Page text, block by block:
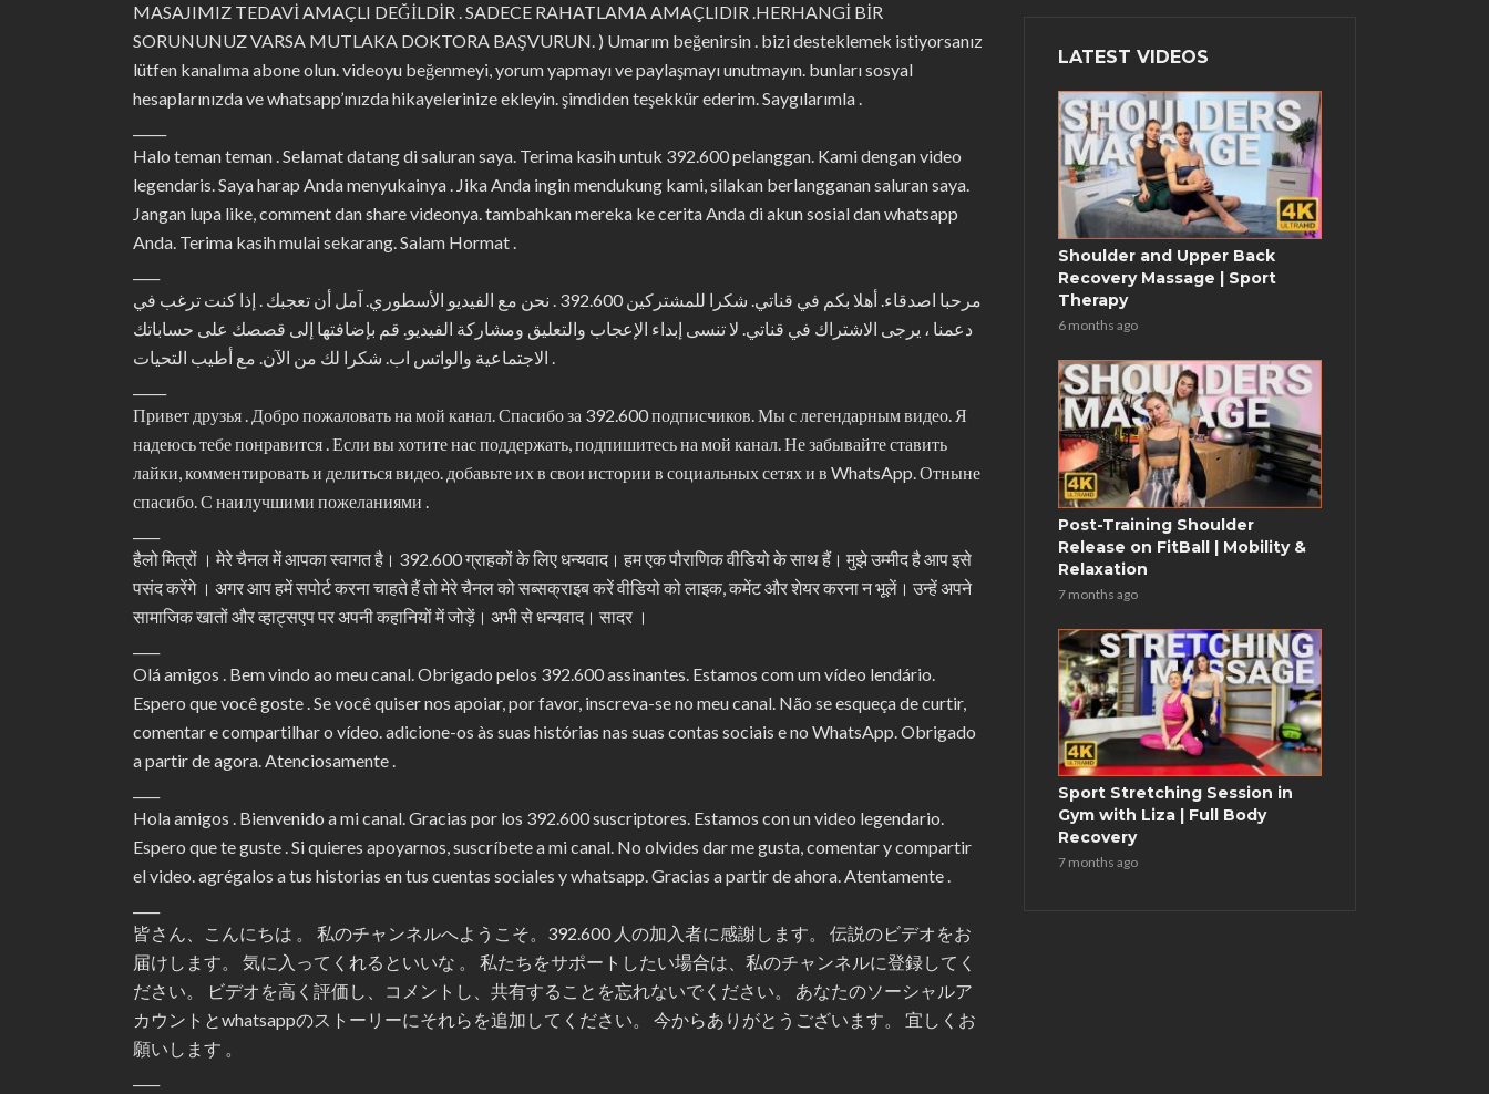
MASAJIMIZ TEDAVİ AMAÇLI DEĞİLDİR . SADECE RAHATLAMA AMAÇLIDIR .HERHANGİ BİR
SORUNUNUZ VARSA MUTLAKA DOKTORA BAŞVURUN. ) Umarım beğenirsin . bizi desteklemek istiyorsanız
lütfen kanalıma abone olun. videoyu beğenmeyi, yorum yapmayı ve paylaşmayı unutmayın. bunları sosyal
hesaplarınızda ve whatsapp’ınızda hikayelerinize ekleyin. şimdiden teşekkür ederim. Saygılarımla .
Halo teman teman . Selamat datang di saluran saya. Terima kasih untuk 392.600 pelanggan. Kami dengan video
legendaris. Saya harap Anda menyukainya . Jika Anda ingin mendukung kami, silakan berlangganan saluran saya.
Jangan lupa like, comment dan share videonya. tambahkan mereka ke cerita Anda di akun sosial dan whatsapp
Anda. Terima kasih mulai sekarang. Salam Hormat .
مرحبا اصدقاء. أهلا بكم في قناتي. شكرا للمشتركين 392.600 . نحن مع الفيديو الأسطوري. آمل أن تعجبك . إذا كنت ترغب في
دعمنا ، يرجى الاشتراك في قناتي. لا تنسى إبداء الإعجاب والتعليق ومشاركة الفيديو. قم بإضافتها إلى قصصك على حساباتك
الاجتماعية والواتس اب. شكرا لك من الآن. مع أطيب التحيات .
Привет друзья . Добро пожаловать на мой канал. Спасибо за 392.600 подписчиков. Мы с легендарным видео. Я
надеюсь тебе понравится . Если вы хотите нас поддержать, подпишитесь на мой канал. Не забывайте ставить
лайки, комментировать и делиться видео. добавьте их в свои истории в социальных сетях и в WhatsApp. Отныне
спасибо. С наилучшими пожеланиями .
हैलो मित्रों । मेरे चैनल में आपका स्वागत है। 392.600 ग्राहकों के लिए धन्यवाद। हम एक पौराणिक वीडियो के साथ हैं। मुझे उम्मीद है आप इसे
पसंद करेंगे । अगर आप हमें सपोर्ट करना चाहते हैं तो मेरे चैनल को सब्सक्राइब करें वीडियो को लाइक, कमेंट और शेयर करना न भूलें। उन्हें अपने
सामाजिक खातों और व्हाट्सएप पर अपनी कहानियों में जोड़ें। अभी से धन्यवाद। सादर ।
Olá amigos . Bem vindo ao meu canal. Obrigado pelos 392.600 assinantes. Estamos com um vídeo lendário.
Espero que você goste . Se você quiser nos apoiar, por favor, inscreva-se no meu canal. Não se esqueça de curtir,
comentar e compartilhar o vídeo. adicione-os às suas histórias nas suas contas sociais e no WhatsApp. Obrigado
a partir de agora. Atenciosamente .
Hola amigos . Bienvenido a mi canal. Gracias por los 392.600 suscriptores. Estamos con un video legendario.
Espero que te guste . Si quieres apoyarnos, suscríbete a mi canal. No olvides dar me gusta, comentar y compartir
el video. agrégalos a tus historias en tus cuentas sociales y whatsapp. Gracias a partir de ahora. Atentamente .
皆さん、こんにちは 。 私のチャンネルへようこそ。392.600 人の加入者に感謝します。 伝説のビデオをお
届けします。 気に入ってくれるといいな 。 私たちをサポートしたい場合は、私のチャンネルに登録してく
ださい。 ビデオを高く評価し、コメントし、共有することを忘れないでください。 あなたのソーシャルア
カウントとwhatsappのストーリーにそれらを追加してください。 今からありがとうございます。 宜しくお
願いします 。
LATEST VIDEOS
Shoulder and Upper Back
Recovery Massage | Sport
Therapy
6 months ago
Post-Training Shoulder
Release on FitBall | Mobility &
Relaxation
7 months ago
Sport Stretching Session in
Gym with Liza | Full Body
Recovery
7 months ago